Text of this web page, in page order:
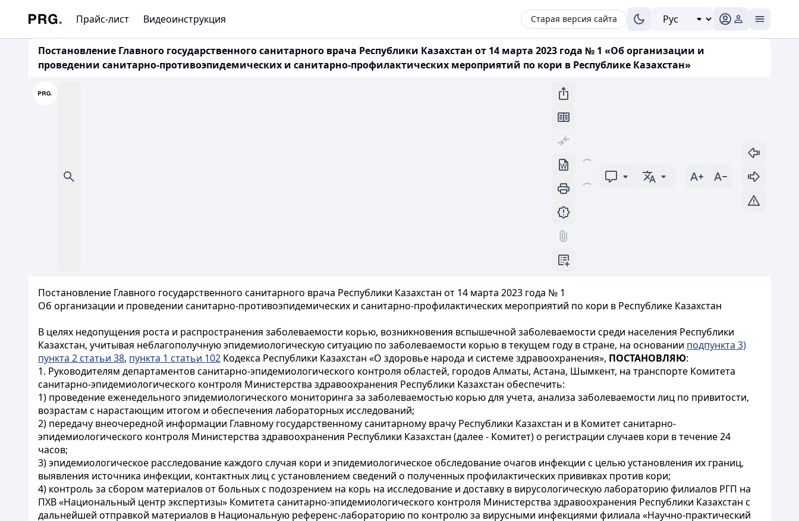
Прайс-лист Видеоинструкция Старая версия сайта
Постановление Главного государственного санитарного врача Республики Казахстан от 14 марта 2023 года № 1 «Об организации и
проведении санитарно-противоэпидемических и санитарно-профилактических мероприятий по кори в Республике Казахстан»
Постановление Главного государственного санитарного врача Республики Казахстан от 14 марта 2023 года № 1
Об организации и проведении санитарно-противоэпидемических и санитарно-профилактических мероприятий по кори в Республике Казахстан
В целях недопущения роста и распространения заболеваемости корью, возникновения вспышечной заболеваемости среди населения Республики
Казахстан, учитывая неблагополучную эпидемиологическую ситуацию по заболеваемости корью в текущем году в стране, на основании подпункта 3)
пункта 2 статьи 38, пункта 1 статьи 102 Кодекса Республики Казахстан «О здоровье народа и системе здравоохранения», ПОСТАНОВЛЯЮ:
1. Руководителям департаментов санитарно-эпидемиологического контроля областей, городов Алматы, Астана, Шымкент, на транспорте Комитета
санитарно-эпидемиологического контроля Министерства здравоохранения Республики Казахстан обеспечить:
1) проведение еженедельного эпидемиологического мониторинга за заболеваемостью корью для учета, анализа заболеваемости лиц по привитости,
возрастам с нарастающим итогом и обеспечения лабораторных исследований;
2) передачу внеочередной информации Главному государственному санитарному врачу Республики Казахстан и в Комитет санитарно-
эпидемиологического контроля Министерства здравоохранения Республики Казахстан (далее - Комитет) о регистрации случаев кори в течение 24
часов;
3) эпидемиологическое расследование каждого случая кори и эпидемиологическое обследование очагов инфекции с целью установления их границ,
выявления источника инфекции, контактных лиц с установлением сведений о полученных профилактических прививках против кори;
4) контроль за сбором материалов от больных с подозрением на корь на исследование и доставку в вирусологическую лабораторию филиалов РГП на
ПХВ «Национальный центр экспертизы» Комитета санитарно-эпидемиологического контроля Министерства здравоохранения Республики Казахстан с
дальнейшей отправкой материалов в Национальную референс-лабораторию по контролю за вирусными инфекциями филиала «Научно-практический